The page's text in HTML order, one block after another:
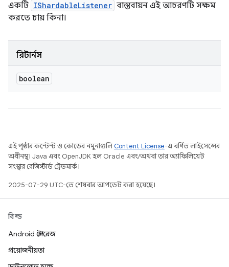
একটি IShardableListener বাস্তবায়ন এই আচরণটি সক্ষম
করতে চায় কিনা।
রিটার্নস
boolean
এই পৃষ্ঠার কন্টেন্ট ও কোডের নমুনাগুলিContent License-এ বর্ণিত লাইসেন্সের
অধীনস্থ। Java এবং OpenJDK হল Oracle এবং/অথবা তার অ্যাফিলিয়েট
সংস্থার রেজিস্টার্ড ট্রেডমার্ক।
2025-07-29 UTC-তে শেষবার আপডেট করা হয়েছে।
বিল্ড
Android স্টোরেজ
প্রয়োজনীয়তা